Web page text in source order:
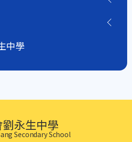
中學
永生中學
Secondary School